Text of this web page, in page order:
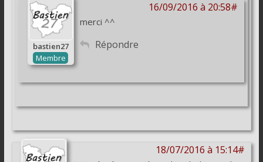
16/09/2016 à 20:58#
bastien27
Membre
merci ^^
Répondre
18/07/2016 à 15:14#